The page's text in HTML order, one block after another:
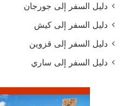
دليل السفر إلى جورجان
دليل السفر إلى كيش
دليل السفر إلى قزوين
دليل السفر إلى ساري